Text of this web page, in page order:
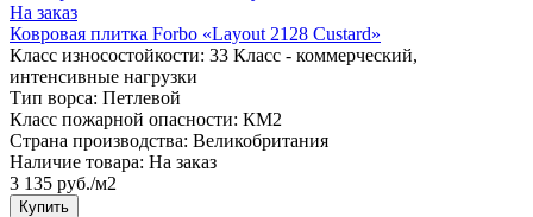
На заказ
Ковровая плитка Forbo «Layout 2128 Custard»
Класс износостойкости: 33 Класс - коммерческий,
интенсивные нагрузки
Тип ворса: Петлевой
Класс пожарной опасности: КМ2
Страна производства: Великобритания
Наличие товара: На заказ
3 135 руб./м2
Купить